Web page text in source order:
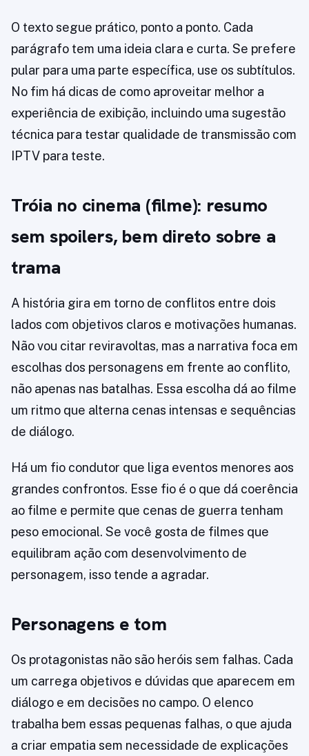
O texto segue prático, ponto a ponto. Cada
parágrafo tem uma ideia clara e curta. Se prefere
pular para uma parte específica, use os subtítulos.
No fim há dicas de como aproveitar melhor a
experiência de exibição, incluindo uma sugestão
técnica para testar qualidade de transmissão com
IPTV para teste.
Tróia no cinema (filme): resumo
sem spoilers, bem direto sobre a
trama
A história gira em torno de conflitos entre dois
lados com objetivos claros e motivações humanas.
Não vou citar reviravoltas, mas a narrativa foca em
escolhas dos personagens em frente ao conflito,
não apenas nas batalhas. Essa escolha dá ao filme
um ritmo que alterna cenas intensas e sequências
de diálogo.
Há um fio condutor que liga eventos menores aos
grandes confrontos. Esse fio é o que dá coerência
ao filme e permite que cenas de guerra tenham
peso emocional. Se você gosta de filmes que
equilibram ação com desenvolvimento de
personagem, isso tende a agradar.
Personagens e tom
Os protagonistas não são heróis sem falhas. Cada
um carrega objetivos e dúvidas que aparecem em
diálogo e em decisões no campo. O elenco
trabalha bem essas pequenas falhas, o que ajuda
a criar empatia sem necessidade de explicações